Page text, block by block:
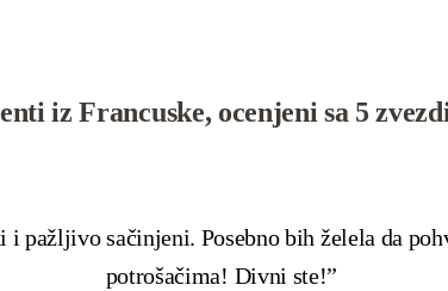
iz Francuske, ocenjeni sa 5
pažljivo sačinjeni. Posebno bih želela da
potrošačima! Divni ste!”